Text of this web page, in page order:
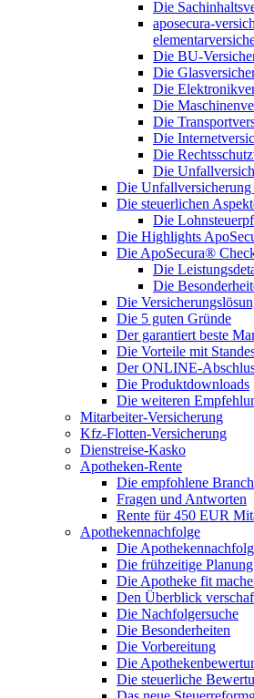
Die
aposecura-
Die BU-
Die
Die
Die
Die
Die
Die
Die
Die
Die steuerlichen
Die
Die Highlights
Die ApoSecura®
Die
Die
Die
Die 5 guten Gründe
Der garantiert beste
Die Vorteile mit
Der ONLINE-
Die Produktdownloads
Die weiteren
Mitarbeiter-Versicherung
Kfz-Flotten-Versicherung
Dienstreise-Kasko
Apotheken-Rente
Die empfohlene
Fragen und Antworten
Rente für 450 EUR
Apothekennachfolge
Die
Die frühzeitige Planung
Die Apotheke fit
Den Überblick
Die Nachfolgersuche
Die Besonderheiten
Die Vorbereitung
Die
Die steuerliche